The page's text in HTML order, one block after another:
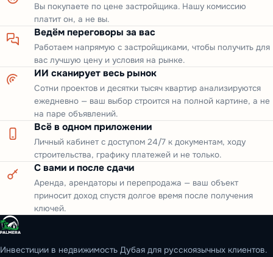
Вы покупаете по цене застройщика. Нашу комиссию
платит он, а не вы.
Ведём переговоры за вас
Работаем напрямую с застройщиками, чтобы получить для
вас лучшую цену и условия на рынке.
ИИ сканирует весь рынок
Сотни проектов и десятки тысяч квартир анализируются
ежедневно — ваш выбор строится на полной картине, а не
на паре объявлений.
Всё в одном приложении
Личный кабинет с доступом 24/7 к документам, ходу
строительства, графику платежей и не только.
С вами и после сдачи
Аренда, арендаторы и перепродажа — ваш объект
приносит доход спустя долгое время после получения
ключей.
Инвестиции в недвижимость Дубая для русскоязычных клиентов.